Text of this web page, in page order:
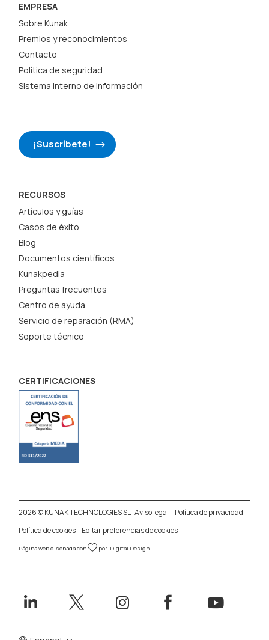
EMPRESA
Sobre Kunak
Premios y reconocimientos
Contacto
Política de seguridad
Sistema interno de información
¡Suscríbete!
RECURSOS
Artículos y guías
Casos de éxito
Blog
Documentos científicos
Kunakpedia
Preguntas frecuentes
Centro de ayuda
Servicio de reparación (RMA)
Soporte técnico
CERTIFICACIONES
2026 © KUNAK TECHNOLOGIES SL ·Aviso legal–Política de privacidad–
Política de cookies–Editar preferencias de cookies
Página web diseñada con por Digital Design
    